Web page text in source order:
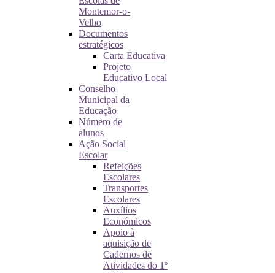
Montemor-o-
Velho
Documentos
estratégicos
Carta Educativa
Projeto
Educativo Local
Conselho
Municipal da
Educação
Número de
alunos
Ação Social
Escolar
Refeições
Escolares
Transportes
Escolares
Auxílios
Económicos
Apoio à
aquisição de
Cadernos de
Atividades do 1º